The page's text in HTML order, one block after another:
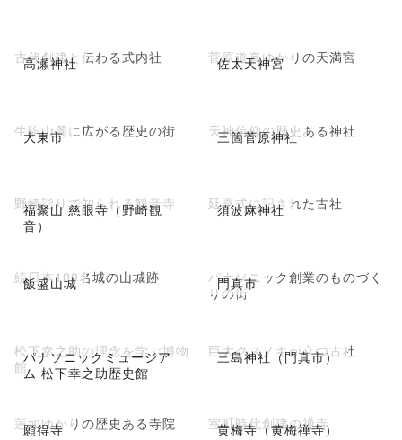
高瀬神社
古代創建と伝わる式内社 佐太天神宮
菅原道真ゆかりの天満宮
大東市
生駒山麓に広がる歴史の街 三箇菅原神社
天神信仰の歴史ある神社
福聚山 慈眼寺（野崎観
音）
野崎詣りで知られる観音寺 須波麻神社
延喜式に記された古社
飯盛山城
続日本100名城の山城跡 門真市
パナソニック創業のものづく
りの街
パナソニックミュージア
ム 松下幸之助歴史館
松下幸之助の理念を学ぶ博物
館
三島神社（門真市）
巨大クスノキが立つ古社
願得寺
蓮如ゆかりの歴史ある寺院 黄梅寺（黄梅禅寺）
室町時代創建の禅寺